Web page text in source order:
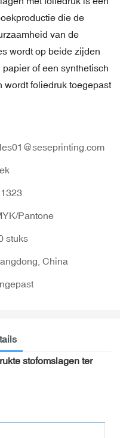
die de
van de
wordt op beide zijden
of een synthetisch
wordt foliedruk toegepast
Pantone
stuks
China
stofomslagen ter